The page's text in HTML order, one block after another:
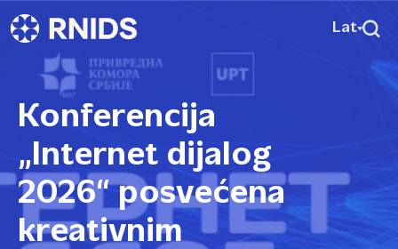
Lat
Konferencija
„Internet dijalog
2026“ posvećena
kreativnim